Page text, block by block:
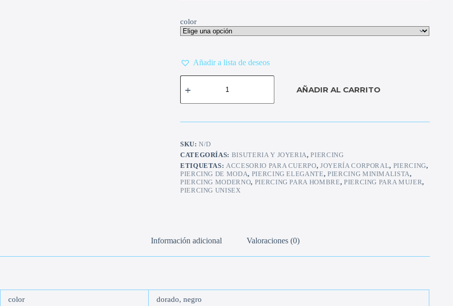
color
Añadir a lista de deseos
Pearcing
fild
cantidad
AÑADIR AL CARRITO
SKU:N/D
CATEGORÍAS: BISUTERIA Y JOYERIA,PIERCING
ETIQUETAS:ACCESORIO PARA CUERPO,JOYERÍA CORPORAL, PIERCING,
PIERCING DE MODA, PIERCING ELEGANTE, PIERCING MINIMALISTA,
PIERCING MODERNO, PIERCING PARA HOMBRE, PIERCING PARA MUJER,
PIERCING UNISEX
Información adicional Valoraciones (0)
color dorado, negro